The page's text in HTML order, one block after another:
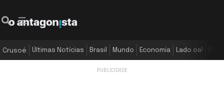
Crusoé Últimas Notícias Brasil Mundo Economia Lado oa!